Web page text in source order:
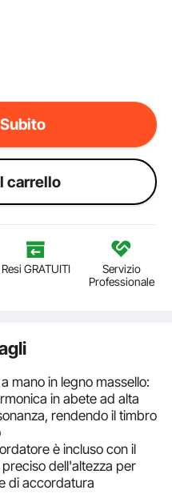
carrello
Resi GRATUITI
Servizio
Professionale
mano in legno massello:
in abete ad alta
rendendo il timbro
è incluso con il
dell'altezza per
di accordatura